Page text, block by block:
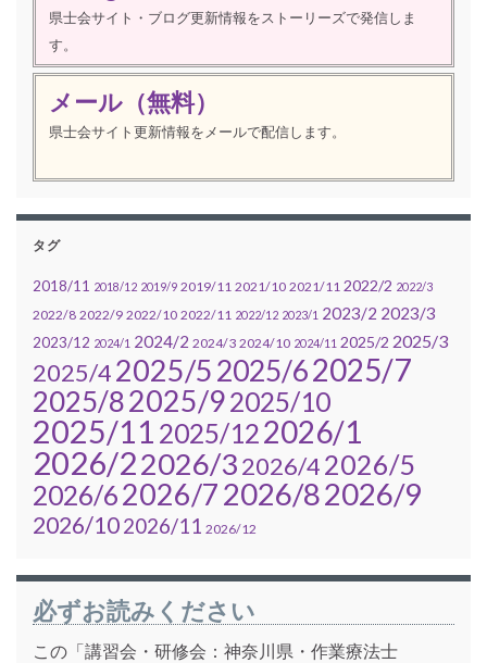
県士会サイト・ブログ更新情報をストーリーズで発信しま
す。
メール（無料）
県士会サイト更新情報をメールで配信します。
タグ
2018/11 2018/12 2019/9 2019/11 2021/10 2021/11 2022/2 2022/3
2022/8 2022/9 2022/10 2022/11 2022/12 2023/1 2023/2 2023/3
2023/12 2024/1 2024/2 2024/3 2024/10 2024/11 2025/2 2025/3
2025/42025/52025/62025/7
2025/82025/92025/10
2025/11 2025/122026/1
2026/22026/32026/42026/5
2026/62026/72026/82026/9
2026/102026/11 2026/12
必ずお読みください
この「講習会・研修会：神奈川県・作業療法士